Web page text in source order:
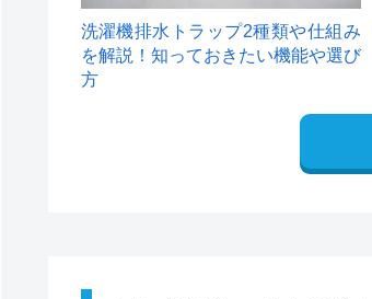
洗濯機排水トラップ2種類や仕組み
を解説！知っておきたい機能や選び
方